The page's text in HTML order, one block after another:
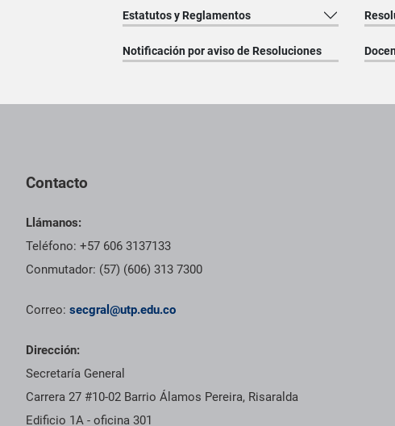
Estatutos y Reglamentos
Notificación por aviso de Resoluciones
Contacto
Llámanos:
Teléfono: +57 606 3137133
Conmutador: (57) (606) 313 7300
Correo: secgral@utp.edu.co
Dirección:
Secretaría General
Carrera 27 #10-02 Barrio Álamos Pereira, Risaralda
Edificio 1A - oficina 301